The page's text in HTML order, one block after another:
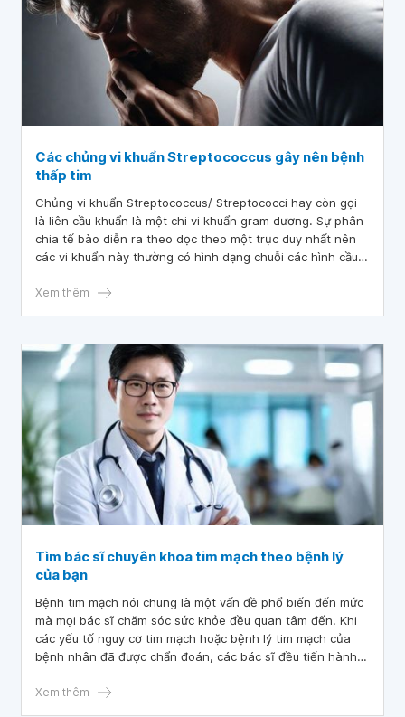
Các chủng vi khuẩn Streptococcus gây nên bệnh
thấp tim
Chủng vi khuẩn Streptococcus/ Streptococci hay còn gọi
là liên cầu khuẩn là một chi vi khuẩn gram dương. Sự phân
chia tế bào diễn ra theo dọc theo một trục duy nhất nên
các vi khuẩn này thường có hình dạng chuỗi các hình cầu
khuẩn.
Xem thêm
Tìm bác sĩ chuyên khoa tim mạch theo bệnh lý
của bạn
Bệnh tim mạch nói chung là một vấn đề phổ biến đến mức
mà mọi bác sĩ chăm sóc sức khỏe đều quan tâm đến. Khi
các yếu tố nguy cơ tim mạch hoặc bệnh lý tim mạch của
bệnh nhân đã được chẩn đoán, các bác sĩ đều tiến hành
thuốc hoặc thực hiện can thiệp thay đổi lối sống để ngăn
Xem thêm